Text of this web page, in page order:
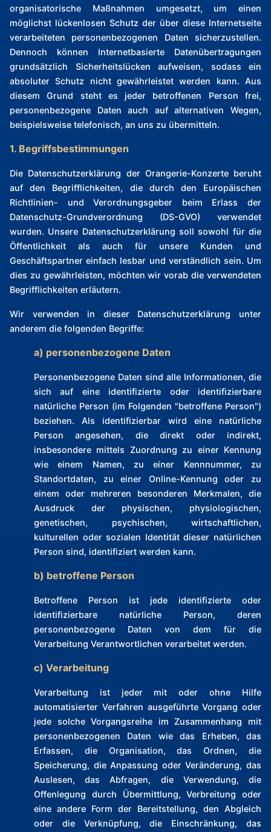
organisatorische Maßnahmen umgesetzt, um einen
möglichst lückenlosen Schutz der über diese Internetseite
verarbeiteten personenbezogenen Daten sicherzustellen.
Dennoch können Internetbasierte Datenübertragungen
grundsätzlich Sicherheitslücken aufweisen, sodass ein
absoluter Schutz nicht gewährleistet werden kann. Aus
diesem Grund steht es jeder betroffenen Person frei,
personenbezogene Daten auch auf alternativen Wegen,
beispielsweise telefonisch, an uns zu übermitteln.
1. Begriffsbestimmungen
Die Datenschutzerklärung der Orangerie-Konzerte beruht
auf den Begrifflichkeiten, die durch den Europäischen
Richtlinien- und Verordnungsgeber beim Erlass der
Datenschutz-Grundverordnung (DS-GVO) verwendet
wurden. Unsere Datenschutzerklärung soll sowohl für die
Öffentlichkeit als auch für unsere Kunden und
Geschäftspartner einfach lesbar und verständlich sein. Um
dies zu gewährleisten, möchten wir vorab die verwendeten
Begrifflichkeiten erläutern.
Wir verwenden in dieser Datenschutzerklärung unter
anderem die folgenden Begriffe:
a) personenbezogene Daten
Personenbezogene Daten sind alle Informationen, die
sich auf eine identifizierte oder identifizierbare
natürliche Person (im Folgenden "betroffene Person")
beziehen. Als identifizierbar wird eine natürliche
Person angesehen, die direkt oder indirekt,
insbesondere mittels Zuordnung zu einer Kennung
wie einem Namen, zu einer Kennnummer, zu
Standortdaten, zu einer Online-Kennung oder zu
einem oder mehreren besonderen Merkmalen, die
Ausdruck der physischen, physiologischen,
genetischen, psychischen, wirtschaftlichen,
kulturellen oder sozialen Identität dieser natürlichen
Person sind, identifiziert werden kann.
b) betroffene Person
Betroffene Person ist jede identifizierte oder
identifizierbare natürliche Person, deren
personenbezogene Daten von dem für die
Verarbeitung Verantwortlichen verarbeitet werden.
c) Verarbeitung
Verarbeitung ist jeder mit oder ohne Hilfe
automatisierter Verfahren ausgeführte Vorgang oder
jede solche Vorgangsreihe im Zusammenhang mit
personenbezogenen Daten wie das Erheben, das
Erfassen, die Organisation, das Ordnen, die
Speicherung, die Anpassung oder Veränderung, das
Auslesen, das Abfragen, die Verwendung, die
Offenlegung durch Übermittlung, Verbreitung oder
eine andere Form der Bereitstellung, den Abgleich
oder die Verknüpfung, die Einschränkung, das